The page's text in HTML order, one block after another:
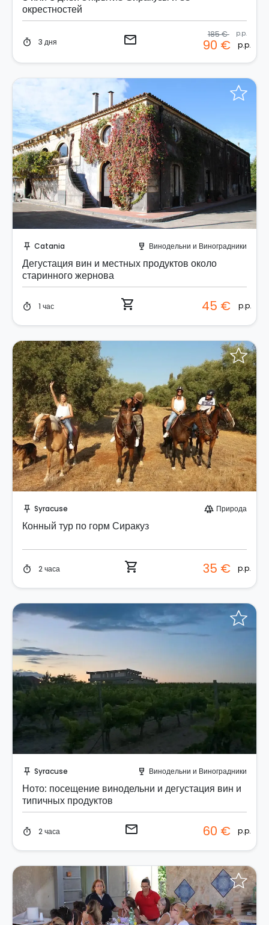
окрестностей
timer 3 дня email 185 € p.p.
90 € p.p.
push_pin Catania wine_bar Винодельни и Виноградники
Дегустация вин и местных продуктов около
старинного жернова
timer 1 час shopping_cart 45 € p.p.
push_pin Syracuse forest Природа
Конный тур по горм Сиракуз
timer 2 часа shopping_cart 35 € p.p.
push_pin Syracuse wine_bar Винодельни и Виноградники
Ното: посещение винодельни и дегустация вин и
типичных продуктов
timer 2 часа email 60 € p.p.